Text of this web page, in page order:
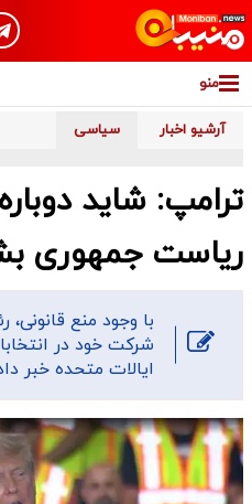
منو
آرشیو اخبار سیاسی
ترامپ: شاید
ریاست جمهوری
با وجود منع
شرکت خود در
ایالات متحده خبر